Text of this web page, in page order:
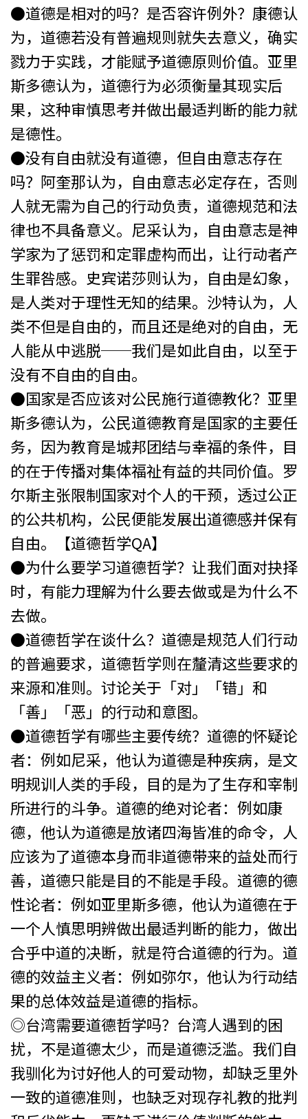
●道德是相对的吗？是否容许例外？康德认
为，道德若没有普遍规则就失去意义，确实
戮力于实践，才能赋予道德原则价值。亚里
斯多德认为，道德行为必须衡量其现实后
果，这种审慎思考并做出最适判断的能力就
是德性。
●没有自由就没有道德，但自由意志存在
吗？阿奎那认为，自由意志必定存在，否则
人就无需为自己的行动负责，道德规范和法
律也不具备意义。尼采认为，自由意志是神
学家为了惩罚和定罪虚构而出，让行动者产
生罪咎感。史宾诺莎则认为，自由是幻象，
是人类对于理性无知的结果。沙特认为，人
类不但是自由的，而且还是绝对的自由，无
人能从中逃脱──我们是如此自由，以至于
没有不自由的自由。
●国家是否应该对公民施行道德教化？亚里
斯多德认为，公民道德教育是国家的主要任
务，因为教育是城邦团结与幸福的条件，目
的在于传播对集体福祉有益的共同价值。罗
尔斯主张限制国家对个人的干预，透过公正
的公共机构，公民便能发展出道德感并保有
自由。【道德哲学QA】
●为什么要学习道德哲学？让我们面对抉择
时，有能力理解为什么要去做或是为什么不
去做。
●道德哲学在谈什么？道德是规范人们行动
的普遍要求，道德哲学则在釐清这些要求的
来源和准则。讨论关于「对」「错」和
「善」「恶」的行动和意图。
●道德哲学有哪些主要传统？道德的怀疑论
者：例如尼采，他认为道德是种疾病，是文
明规训人类的手段，目的是为了生存和宰制
所进行的斗争。道德的绝对论者：例如康
德，他认为道德是放诸四海皆准的命令，人
应该为了道德本身而非道德带来的益处而行
善，道德只能是目的不能是手段。道德的德
性论者：例如亚里斯多德，他认为道德在于
一个人慎思明辨做出最适判断的能力，做出
合乎中道的决断，就是符合道德的行为。道
德的效益主义者：例如弥尔，他认为行动结
果的总体效益是道德的指标。
◎台湾需要道德哲学吗？台湾人遇到的困
扰，不是道德太少，而是道德泛滥。我们自
我驯化为讨好他人的可爱动物，却缺乏里外
一致的道德准则，也缺乏对现存礼教的批判